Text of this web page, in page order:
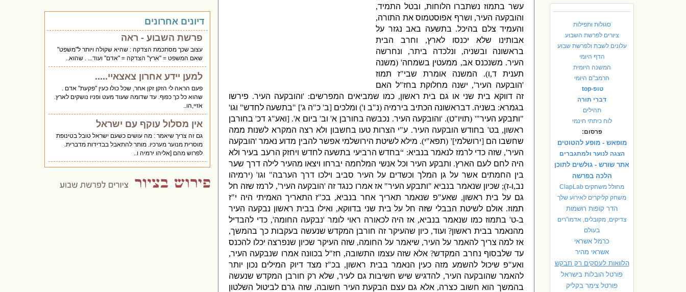
סגולות ותפילות
ציורים לפרשת השבוע
עלונים לשבת ולפרשת שבוע
הדף היומי
המשנה היומית
הרמב"ם היומי
טופ-top
דברי תורה
תהילים
לוח כיתתי חינמי
פרסום:
מופאש - מופע להטוטים
הצגה לנוער ולמתגברים
אתר שורש - גולשים לתוכן
הלכה בפרשה
מחולל משחקים ClapLab
משחק קליקרים לאירוע שלך
הדר קופות רושמות
צדיקים, מקובלים, אדמו"רים
בעולם
כרמל אשראי
אשראי מהיר
הלוואות לעסקים רק תבקש
פורטל הובלות בישראל
פורטל צימר בקליק
עשר בתמוז נשתברו הלוחות, ובטל התמיד,
והובקעה העיר, ושרף אפוסטמוס את התורה,
והעמיד צלם בהיכל. בתשעה באב נגזר על
אבותינו שלא יכנסו לארץ, וחרב הבית
בראשונה ובשניה, ונלכדה ביתר, ונחרשה
העיר. משנכנס אב, ממעטין בשמחה' (משנה
תענית ד,ו). המשנה אומרת שבי"ז תמוז
'הובקעה העיר', ישנה מחלוקת בחז"ל האם
זה דווקא בית שני או גם בית ראשון,כמו שמביאים המפרשים: 'והובקעה העיר. פירשו
בגמרא: בשניה. דבראשונה הכתיב בירמיה (נ"ב ו') ומלכים [ב' כ"ה ג'] "בתשעה לחדש" וגו'
"ותבקע העיר"' (תויו"ט). 'והובקעה העיר. נכבשה בחורבן א' וב' ביום א'. [ואע"ג דכ' בחורבן
ראשון, בט' בחודש הובקעה העיר. ע"י הצרות טעו בחשבון ולא רצה המקרא לשנות ממה
שחשבו הם[ירושלמי]' (תפא"י). מילא לשיטת הירושלמי אפשר להבין מדוע נאמר 'הובקעה
העיר', שזה כדי לרמז לנאמר בנביא: “בחדש הרביעי בתשעה לחדש ויחזק הרעב בעיר ולא
היה לחם לעם הארץ. ותבקע העיר וכל אנשי המלחמה יברחו ויצאו מהעיר לילה דרך שער
בין החמתים אשר על גן המלך וכשדים על העיר סביב וילכו דרך הערבה" וגו' (ירמיהו
נב,ו-ז); שכיון שנאמר בנביא "ותבקע העיר"אז אמרו כנגד זה'הובקעה העיר', לרמז שזה חל
גם על בית ראשון, שאע"פ שנאמר תאריך אחר בנביא, בכ"ז התאריך האמיתי היה י"ז
תמוז. אולם לשיטת הבבלי שזה חל על בית שני בדווקא, ואילו בבית ראשון נבקעה העיר
ב-ט' בתמוז כמו שנאמר בנביא, אז היה לכאורה ראוי לומר'נבקעה החומה',כדי להבדיל
מהנאמר בבית ראשון? ועוד,כיון שהעיקר זה חורבן המקדש שנעשה בעקבות כך בהמשך,
אז למה צריך להאמר על העיר, שיאמר על החומה, שזה העיקר שכיון שנפרצה יכלו להכנס
עד שלבסוף נחרב המקדש? אלא שזה עצמו התשובה, חז"ל בכוונה אמרו שנבקעה העיר,
ואע"פ שיכול להשמע מזה כעין הנאמר בבית ראשון, בכ"ז מצד דיוק המילים נכון יותר
להאמר שהובקעה העיר, להדגיש שיש חשיבות גם לעיר, שלא רק חורבן המקדש שנעשה
בהמשך הוא חשוב כצרה,אלא גם עצם הבקעת העיר חשובה, שזה גרם לביטול השלטון
דיונים אחרונים
פרשת השבוע - ראה
עצוב שכך מסתכמת הצדקה : שהיא שקולה ויותר ל"משפט"
שאם המשפט = "ארץ" הצדקה = "אדם" ועוד... . שהוא..
למען יידע אחרון צאצאיי.....
פעם הראה לי הזקן זקן אחר, שכל כולו כעין "פקעת" אדם .
שהוא כל כך כפוף. עד שדומה שעוד מעט ופניו נושקים לארץ.
אזיי,הו..
אין מסלול עוקף עם ישראל
גם זה צריך שיאמר : מה עושים כשעם ישראל טובל בטינופת
מוסרית מנוער מערכיו. מותר להתאבל בבדידות מדברית.
לפרוש מהם [אליהו ירמיה ו..